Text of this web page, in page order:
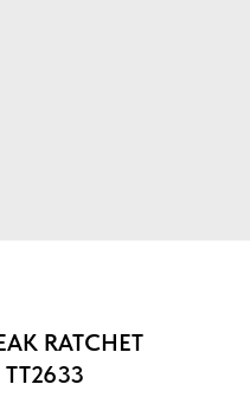
RATCHET
TT2633